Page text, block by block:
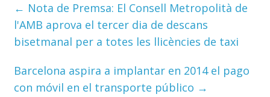
← Nota de Premsa: El Consell Metropolità de
l'AMB aprova el tercer dia de descans
bisetmanal per a totes les llicències de taxi
Barcelona aspira a implantar en 2014 el pago
con móvil en el transporte público →